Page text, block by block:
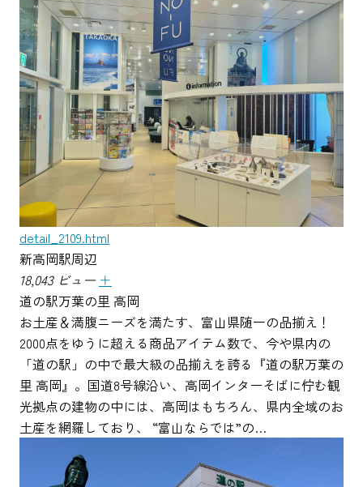
detail_2109.html
新高岡駅周辺
18,043 ビュー ＋
道の駅万葉の里 高岡
お土産＆満腹ニーズを満たす、富山県随一の品揃え！
2000点をゆうに超える商品アイテム数で、今や県内の
「道の駅」の中で最大級の品揃えを誇る『道の駅万葉の
里 高岡』。国道8号線沿い、高岡インターそばに佇む観
光拠点の建物の中には、高岡はもちろん、県内全域のお
土産を網羅しており、 “富山ならでは”の…